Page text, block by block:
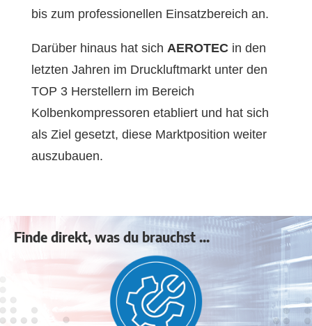
bis zum professionellen Einsatzbereich an.
Darüber hinaus hat sich AEROTEC in den
letzten Jahren im Druckluftmarkt unter den
TOP 3 Herstellern im Bereich
Kolbenkompressoren etabliert und hat sich
als Ziel gesetzt, diese Marktposition weiter
auszubauen.
Finde direkt, was du brauchst ...